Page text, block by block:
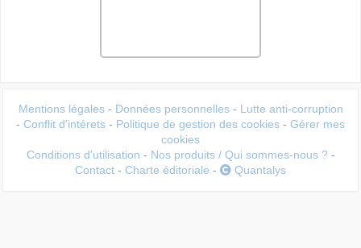
Mentions légales - Données personnelles - Lutte anti-corruption
- Conflit d'intérets - Politique de gestion des cookies - Gérer mes
cookies
Conditions d'utilisation - Nos produits / Qui sommes-nous ? -
Contact - Charte éditoriale - Quantalys